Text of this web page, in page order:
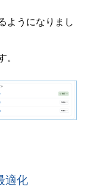
ようになりまし
。
適化